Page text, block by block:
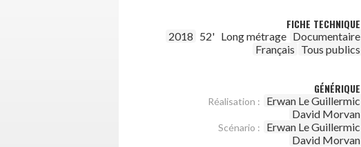
FICHE TECHNIQUE
2018 52' Long métrage Documentaire
Français Tous publics
GÉNÉRIQUE
Réalisation :
Erwan Le Guillermic
David Morvan
Scénario :
Erwan Le Guillermic
David Morvan